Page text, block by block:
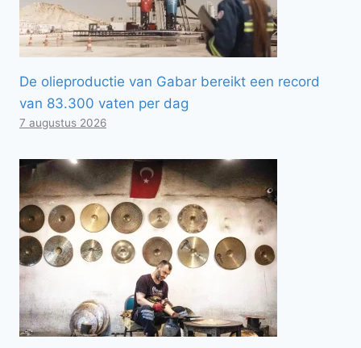
De olieproductie van Gabar bereikt een record
van 83.300 vaten per dag
7 augustus 2026